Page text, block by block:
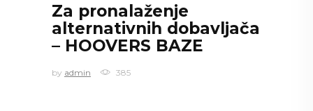
Za pronalaženje
alternativnih dobavljača
– HOOVERS BAZE
by admin 385